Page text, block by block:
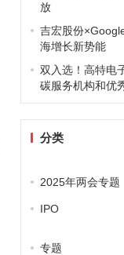
放
吉宏股份
海增长新势能
双入选！高特电
碳服务机构和优
分类
2025年两会专题
IPO
专题